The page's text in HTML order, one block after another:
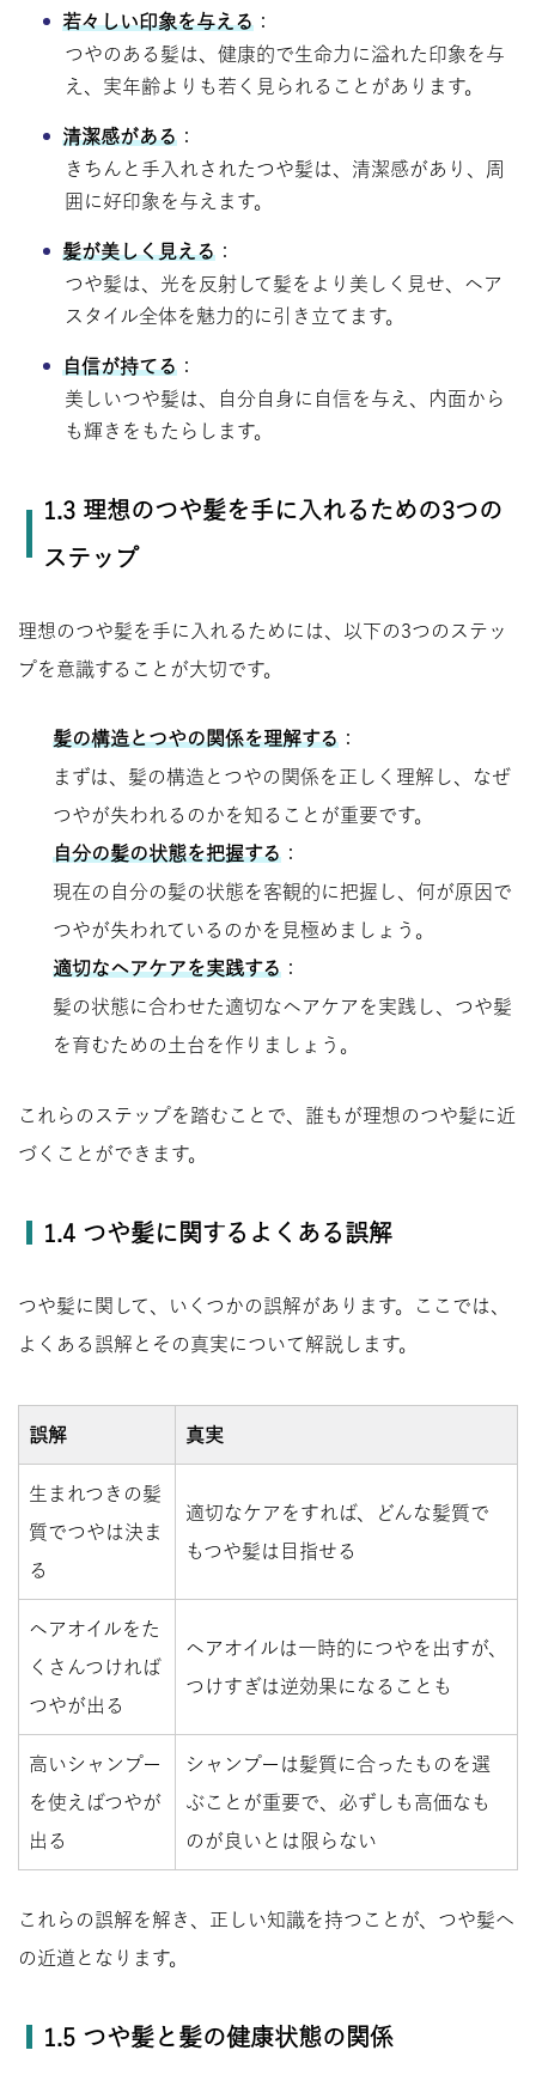
若々しい印象を与える：
つやのある髪は、健康的で生命力に溢れた印象を与
え、実年齢よりも若く見られることがあります。
清潔感がある：
きちんと手入れされたつや髪は、清潔感があり、周
囲に好印象を与えます。
髪が美しく見える：
つや髪は、光を反射して髪をより美しく見せ、ヘア
スタイル全体を魅力的に引き立てます。
自信が持てる：
美しいつや髪は、自分自身に自信を与え、内面から
も輝きをもたらします。
1.3 理想のつや髪を手に入れるための3つの
ステップ
理想のつや髪を手に入れるためには、以下の3つのステッ
プを意識することが大切です。
髪の構造とつやの関係を理解する：
まずは、髪の構造とつやの関係を正しく理解し、なぜ
つやが失われるのかを知ることが重要です。
自分の髪の状態を把握する：
現在の自分の髪の状態を客観的に把握し、何が原因で
つやが失われているのかを見極めましょう。
適切なヘアケアを実践する：
髪の状態に合わせた適切なヘアケアを実践し、つや髪
を育むための土台を作りましょう。
これらのステップを踏むことで、誰もが理想のつや髪に近
づくことができます。
1.4 つや髪に関するよくある誤解
つや髪に関して、いくつかの誤解があります。ここでは、
よくある誤解とその真実について解説します。
誤解 真実
生まれつきの髪
質でつやは決ま
る
適切なケアをすれば、どんな髪質で
もつや髪は目指せる
ヘアオイルをた
くさんつければ
つやが出る
ヘアオイルは一時的につやを出すが、
つけすぎは逆効果になることも
高いシャンプー
を使えばつやが
出る
シャンプーは髪質に合ったものを選
ぶことが重要で、必ずしも高価なも
のが良いとは限らない
これらの誤解を解き、正しい知識を持つことが、つや髪へ
の近道となります。
1.5 つや髪と髪の健康状態の関係